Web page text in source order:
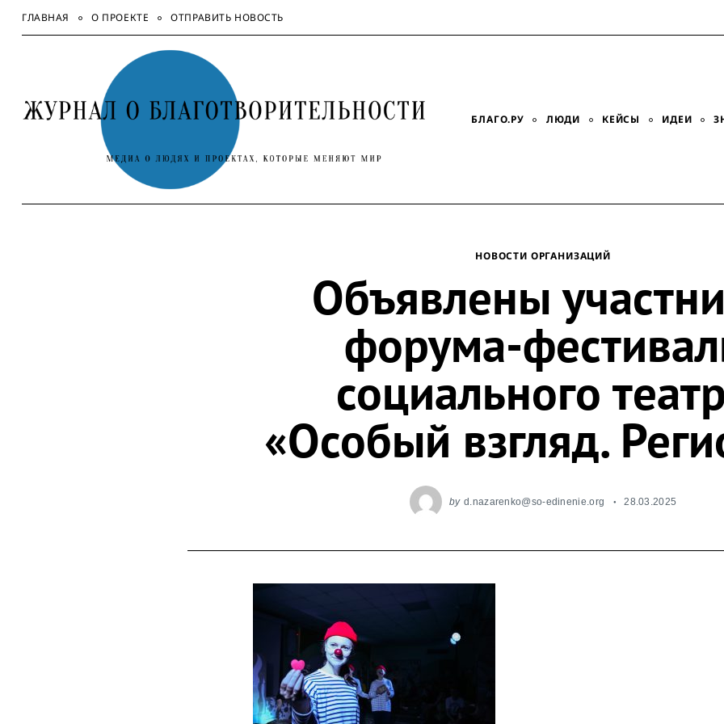
SkipГЛАВНАЯ О ПРОЕКТЕ ОТПРАВИТЬ НОВОСТЬ
БЛАГО.РУ ЛЮДИ КЕЙСЫ ИДЕИ
НОВОСТИ ОРГАНИЗАЦИЙ
Объявлены
форума-
социального
«Особый взгляд.
by d.nazarenko@so-edinenie.org 28.03.2025